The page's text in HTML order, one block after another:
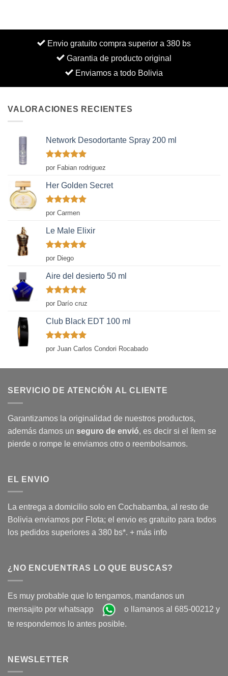
Envio gratuito compra superior a 380 bs
Garantia de producto original
Enviamos a todo Bolivia
VALORACIONES RECIENTES
Network Desodortante Spray 200 ml
Valorado
con
por Fabian rodriguez
Her Golden Secret
Valorado
con
por Carmen
Le Male Elixir
Valorado
con
de 5
por Diego
Aire del desierto 50 ml
Valorado
con
por Darío cruz
Club Black EDT 100 ml
Valorado
con
por Juan Carlos Condori Rocabado
SERVICIO DE ATENCIÓN AL CLIENTE
Garantizamos la originalidad de nuestros productos,
además damos un seguro de envió, es decir si el ítem se
pierde o rompe le enviamos otro o reembolsamos.
EL ENVIO
La entrega a domicilio solo en Cochabamba, al resto de
Bolivia enviamos por Flota; el envio es gratuito para todos
los pedidos superiores a 380 bs*. + más info
¿NO ENCUENTRAS LO QUE BUSCAS?
Es muy probable que lo tengamos, mandanos un
mensajito por whatsapp
o llamanos al 685-00212 y
te respondemos lo antes posible.
NEWSLETTER